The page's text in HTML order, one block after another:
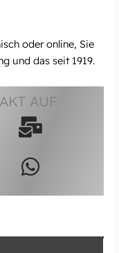
oder online, Sie
und das seit 1919.
AUF